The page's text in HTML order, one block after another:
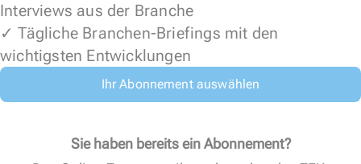
Interviews aus der Branche
✓ Tägliche Branchen-Briefings mit den
wichtigsten Entwicklungen
Ihr Abonnement auswählen
Sie haben bereits ein Abonnement?